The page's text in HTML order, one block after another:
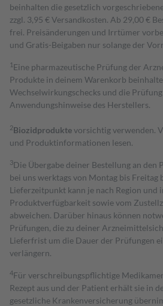
beinhalten die gesetzlich
zzgl. 3,95 € Versandkosten. Ab 29,00 €
frei. Preisänderungen und Irrtümer
und Gratis-Beigaben nur solange der
1 Eine pharmazeutische Prüfung der
Produkte in deinem Warenkorb
Wechselwirkungschecks und die
Anwendungshinweise des Herstellers.
2Biozidproduktevorsichtig verwenden.
und Produktinformationen lesen.
3Die Übergabe deiner Bestellung an
bei uns werktags von Montag bis Freitag
Lieferzeitpunkt kann je nach Region und
Produktverfügbarkeit sowie vom
abweichen. Darüber hinaus können
Prüfungen, die zu deiner
Lieferfrist um die Dauer der Prüfungen
verlängern.
4Für verschreibungspflichtige
Rezept aus und der Patient erhält sie in
gesetzliche Krankenversicherung